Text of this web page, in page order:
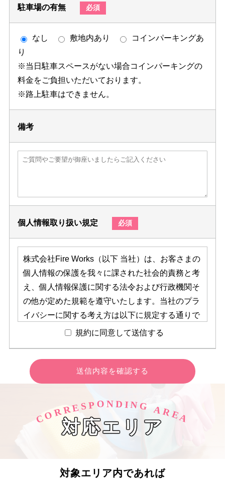
駐車場の有無 必須
なし 敷地内あり
コインパーキングあ
り
※当日駐車スペースがない場合コインパーキングの
料金をご負担いただいております。
※路上駐車はできません。
備考
個人情報取り扱い規定 必須
株式会社Fire Works（以下 当社）は、お客さまの
個人情報の保護を我々に課された社会的責務と考
え、個人情報保護に関する法令および行政機関そ
の他が定めた規範を遵守いたします。当社のプラ
イバシーに関する考え方は以下に規定する通りで
す。 法令の改正等の事情により随時修正または削
ージに記載いたします。【個人情報の収集につい
て】
当社は、個人情報の収集目的を事業範囲内で明確
に定め、その目的達成に必要な限度において個人
情報を収集いたします。お客様からの当社サービ
スに関するお問い合わせ、申込み、サービス提供
提供いただけるようお願い致します。
規約に同意して送信する
CORRESPOND ING AREA
対応エリア
対象エリア内であれば